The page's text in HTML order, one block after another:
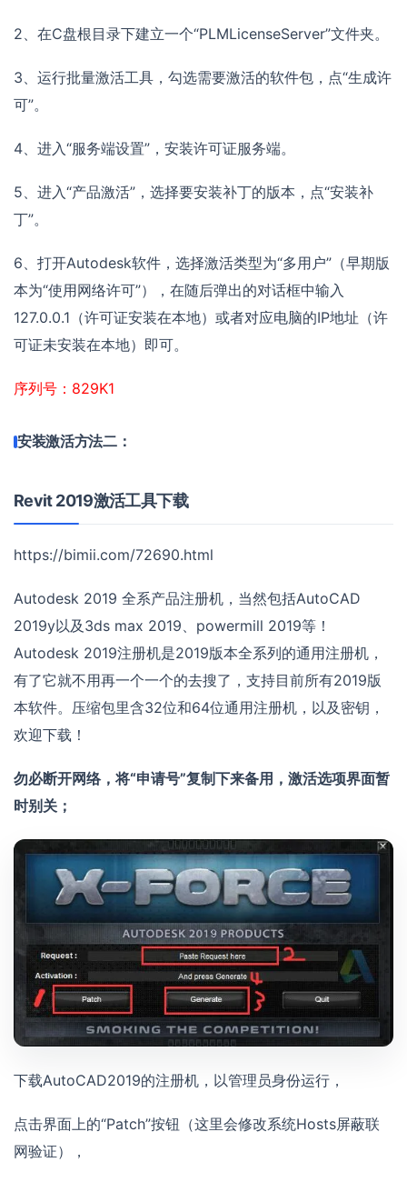
2、在C盘根目录下建立一个“PLMLicenseServer”文件夹。
3、运行批量激活工具，勾选需要激活的软件包，点“生成许
可”。
4、进入“服务端设置”，安装许可证服务端。
5、进入“产品激活”，选择要安装补丁的版本，点“安装补
丁”。
6、打开Autodesk软件，选择激活类型为“多用户”（早期版
本为“使用网络许可”），在随后弹出的对话框中输入
127.0.0.1（许可证安装在本地）或者对应电脑的IP地址（许
可证未安装在本地）即可。
序列号：829K1
安装激活方法二：
Revit 2019激活工具下载
https://bimii.com/72690.html
Autodesk 2019 全系产品注册机，当然包括AutoCAD
2019y以及3ds max 2019、powermill 2019等！
Autodesk 2019注册机是2019版本全系列的通用注册机，
有了它就不用再一个一个的去搜了，支持目前所有2019版
本软件。压缩包里含32位和64位通用注册机，以及密钥，
欢迎下载！
勿必断开网络，将“申请号”复制下来备用，激活选项界面暂
时别关；
下载AutoCAD2019的注册机，以管理员身份运行，
点击界面上的“Patch”按钮（这里会修改系统Hosts屏蔽联
网验证），